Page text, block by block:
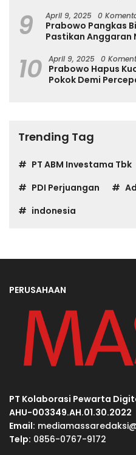
9 April 9, 2025 0
Prabowo Pangkas
Pastikan Anggaran
10 April 9, 2025 0
Prabowo Hapus
Pokok Demi
Trending Tag
PT ABM Investama Tbk
PDI Perjuangan
indonesia
PERUSAHAAN
PT Kolaborasi Pewarta
AHU-003349.AH.01.30.2022
Email:
Telp: 0856-0767-9172